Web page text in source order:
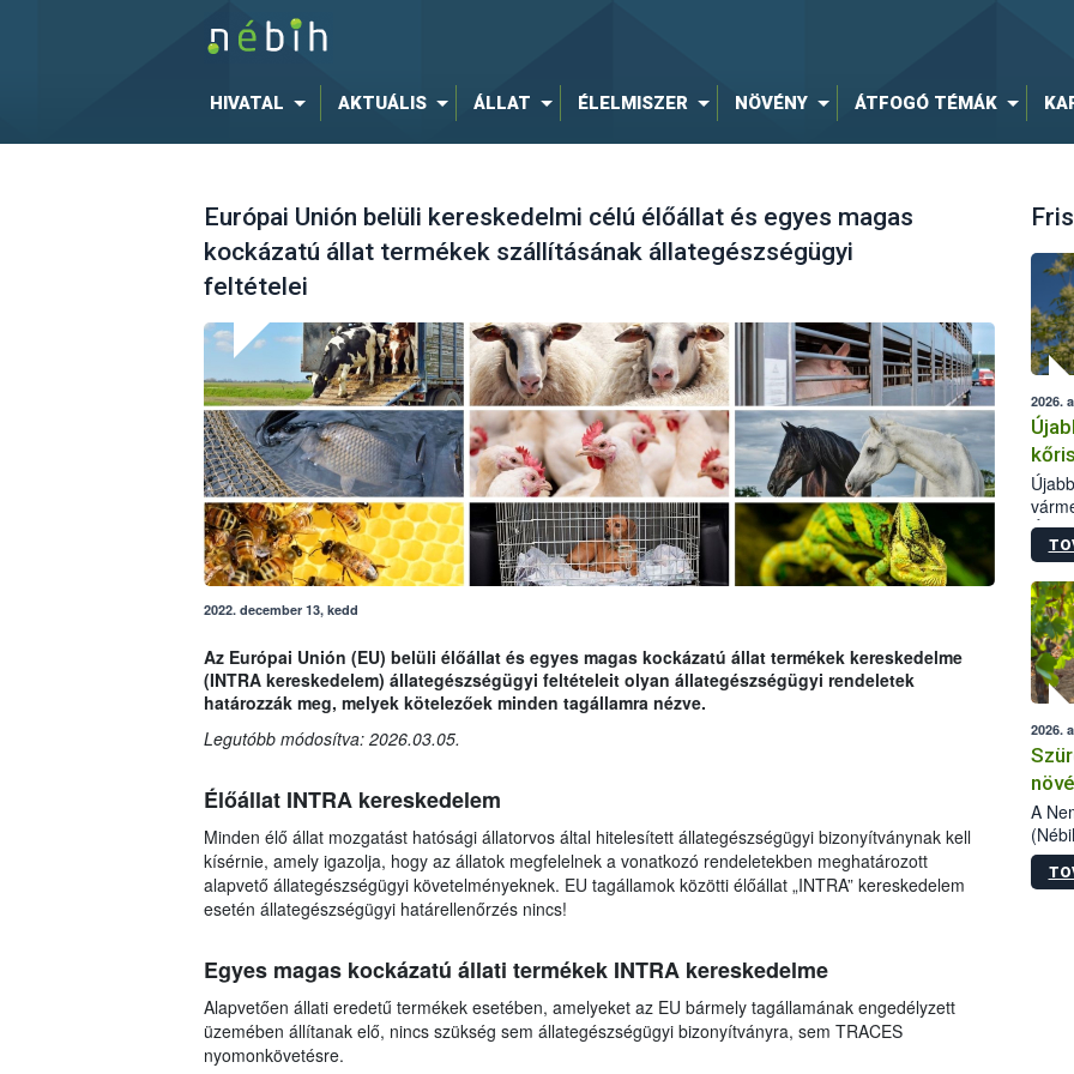
HIVATAL AKTUÁLIS ÁLLAT ÉLELMISZER NÖVÉNY ÁTFOGÓ TÉMÁK
Európai Unión belüli kereskedelmi célú élőállat és egyes magas
kockázatú állat termékek szállításának állategészségügyi
feltételei
2022. december 13, kedd
Az Európai Unión (EU) belüli élőállat és egyes magas kockázatú állat termékek kereskedelme
(INTRA kereskedelem) állategészségügyi feltételeit olyan állategészségügyi rendeletek
határozzák meg, melyek kötelezőek minden tagállamra nézve.
Legutóbb módosítva: 2026.03.05.
Élőállat INTRA kereskedelem
Minden élő állat mozgatást hatósági állatorvos által hitelesített állategészségügyi bizonyítványnak kell
kísérnie, amely igazolja, hogy az állatok megfelelnek a vonatkozó rendeletekben meghatározott
alapvető állategészségügyi követelményeknek. EU tagállamok közötti élőállat „INTRA” kereskedelem
esetén állategészségügyi határellenőrzés nincs!
Egyes magas kockázatú állati termékek INTRA kereskedelme
Alapvetően állati eredetű termékek esetében, amelyeket az EU bármely tagállamának engedélyzett
üzemében állítanak elő, nincs szükség sem állategészségügyi bizonyítványra, sem TRACES
nyomonkövetésre.
2026.
2026.
A